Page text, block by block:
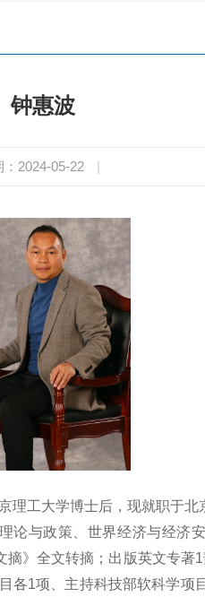
钟惠波
：2024-05-22 |
理工大学博士后，现就职于北
论与政策、世界经济与经济
摘》全文转摘；出版英文专著
各1项、主持科技部软科学项目